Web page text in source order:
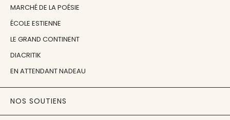
MARCHÉ DE LA POÉSIE
ÉCOLE ESTIENNE
LE GRAND CONTINENT
DIACRITIK
EN ATTENDANT NADEAU
NOS SOUTIENS